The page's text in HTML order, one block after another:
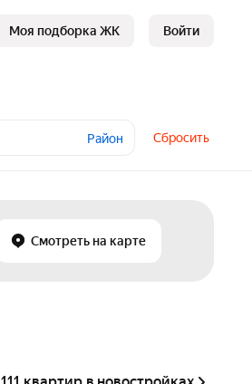
Моя подборка ЖК Войти
Район Сбросить
Смотреть на карте